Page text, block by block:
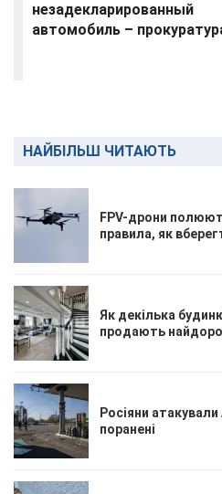
незадекларированный
автомобиль –
НАЙБІЛЬШ ЧИТАЮТЬ
FPV-дрони
правила, як
Як декілька
продають
Росіяни
поранені